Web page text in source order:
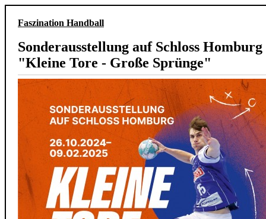
Faszination Handball
Sonderausstellung auf Schloss
"Kleine Tore - Große Sprünge"